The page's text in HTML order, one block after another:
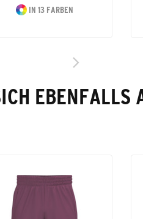
IN 13 FARBEN
EBENFALLS